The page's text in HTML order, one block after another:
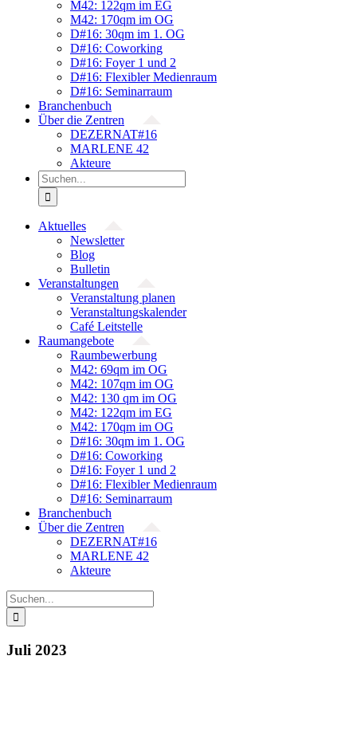
M42: 122qm im EG
M42: 170qm im OG
D#16: 30qm im 1. OG
D#16: Coworking
D#16: Foyer 1 und 2
D#16: Flexibler Medienraum
D#16: Seminarraum
Branchenbuch
Über die Zentren
DEZERNAT#16
MARLENE 42
Akteure
Suche
nach:
Aktuelles
Newsletter
Blog
Bulletin
Veranstaltungen
Veranstaltung planen
Veranstaltungskalender
Café Leitstelle
Raumangebote
Raumbewerbung
M42: 69qm im OG
M42: 107qm im OG
M42: 130 qm im OG
M42: 122qm im EG
M42: 170qm im OG
D#16: 30qm im 1. OG
D#16: Coworking
D#16: Foyer 1 und 2
D#16: Flexibler Medienraum
D#16: Seminarraum
Branchenbuch
Über die Zentren
DEZERNAT#16
MARLENE 42
Akteure
Suche
nach:
Juli 2023